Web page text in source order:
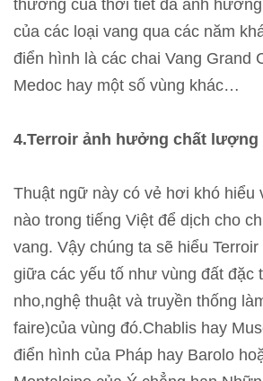
thường của thời tiết đã ảnh
của các loại vang qua các năm
điển hình là các chai Vang Grand
Medoc hay một số vùng khác…
4.Terroir ảnh hưởng chất lượng
Thuật ngữ này có vẻ hơi khó hiểu
nào trong tiếng Việt để dịch cho
vang. Vậy chúng ta sẽ hiểu
giữa các yếu tố như vùng đất đặc
nho,nghệ thuật và truyền thống
faire)của vùng đó.Chablis hay
điển hình của Pháp hay Barolo